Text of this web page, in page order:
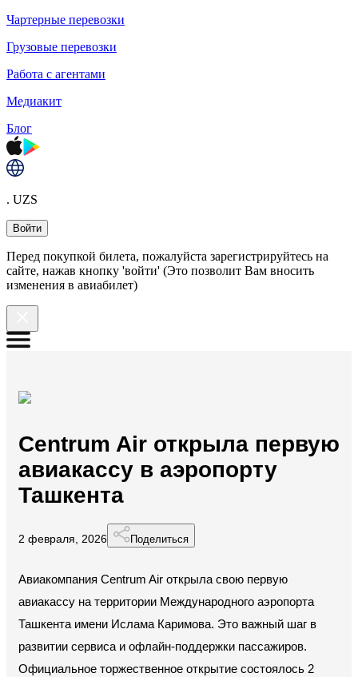
Чартерные перевозки
Грузовые перевозки
Работа с агентами
Медиакит
Блог
. UZS
Войти
Перед покупкой билета, пожалуйста зарегистрируйтесь на
сайте, нажав кнопку 'войти' (Это позволит Вам вносить
изменения в авиабилет)
Сentrum Air открыла первую
авиакассу в аэропорту
Ташкента
2 февраля, 2026 Поделиться
Авиакомпания Centrum Air открыла свою первую
авиакассу на территории Международного аэропорта
Ташкента имени Ислама Каримова. Это важный шаг в
развитии сервиса и офлайн-поддержки пассажиров.
Официальное торжественное открытие состоялось 2